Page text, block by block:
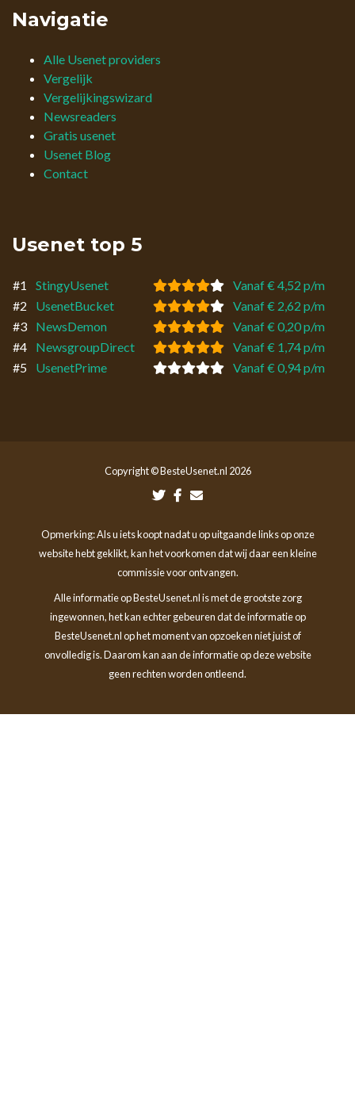
Navigatie
Alle Usenet providers
Vergelijk
Vergelijkingswizard
Newsreaders
Gratis usenet
Usenet Blog
Contact
Usenet top 5
#1 StingyUsenet
Vanaf € 4,52 p/m
#2
UsenetBucket
Vanaf € 2,62 p/m
#3
NewsDemon
Vanaf € 0,20 p/m
#4
NewsgroupDirect
Vanaf € 1,74 p/m
#5
UsenetPrime Vanaf € 0,94 p/m
Copyright © BesteUsenet.nl 2026
Opmerking: Als u iets koopt nadat u op uitgaande links op onze
website hebt geklikt, kan het voorkomen dat wij daar een kleine
commissie voor ontvangen.
Alle informatie op BesteUsenet.nl is met de grootste zorg
ingewonnen, het kan echter gebeuren dat de informatie op
BesteUsenet.nl op het moment van opzoeken niet juist of
onvolledig is. Daarom kan aan de informatie op deze website
geen rechten worden ontleend.